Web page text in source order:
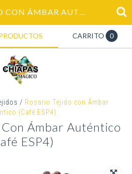
ROSARIO TEJIDO CON ÁMBAR AUTÉNTICO (CAFÉ ESP4)
CARRITO 0
/ Rosario Tejido con Ámbar
(Café ESP4)
Ámbar Auténtico
ESP4)